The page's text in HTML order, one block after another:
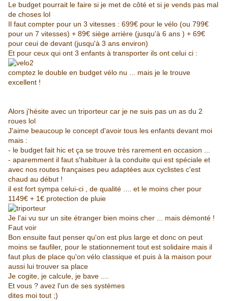
Le budget pourrait le faire si je met de côté et si je vends pas mal
de choses lol
Il faut compter pour un 3 vitesses : 699€ pour le vélo (ou 799€
pour un 7 vitesses) + 89€ siège arrière (jusqu'à 6 ans ) + 69€
pour ceui de devant (jusqu'à 3 ans environ)
Et pour ceux qui ont 3 enfants à transporter ils ont celui ci :
comptez le double en budget vélo nu ... mais je le trouve
excellent !
Alors j'hésite avec un triporteur car je ne suis pas un as du 2
roues lol
J'aime beaucoup le concept d'avoir tous les enfants devant moi
mais :
- le budget fait hic et ça se trouve très rarement en occasion ...
- aparemment il faut s'habituer à la conduite qui est spéciale et
avec nos routes françaises peu adaptées aux cyclistes c'est
chaud au début !
il est fort sympa celui-ci , de qualité .... et le moins cher pour
1149€ + 1€ protection de pluie
Je l'ai vu sur un site étranger bien moins cher ... mais démonté !
Faut voir
Bon ensuite faut penser qu'on est plus large et donc on peut
moins se faufiler, pour le stationnement tout est solidaire mais il
faut plus de place qu'on vélo classique et puis à la maison pour
aussi lui trouver sa place
Je cogite, je calcule, je bave ....
Et vous ? avez l'un de ses systèmes
dites moi tout ;)